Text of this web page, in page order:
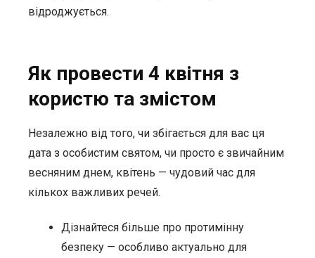
відроджується.
Як провести 4 квітня з
користю та змістом
Незалежно від того, чи збігається для вас ця
дата з особистим святом, чи просто є звичайним
весняним днем, квітень — чудовий час для
кількох важливих речей.
Дізнайтеся більше про протимінну
безпеку — особливо актуально для